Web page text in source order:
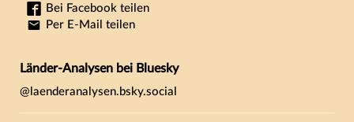
Bei Facebook teilen
Per E-Mail teilen
Länder-Analysen bei Bluesky
@laenderanalysen.bsky.social